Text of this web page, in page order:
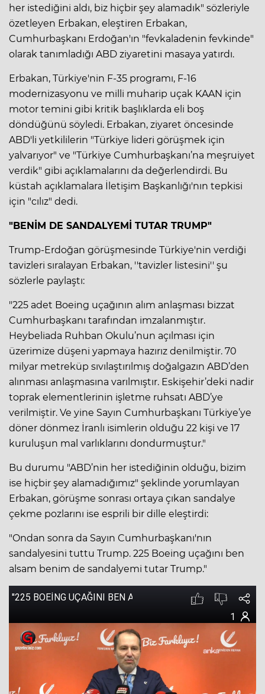
her istediğini aldı, biz hiçbir şey alamadık" sözleriyle
özetleyen Erbakan, eleştiren Erbakan,
Cumhurbaşkanı Erdoğan'ın "fevkaladenin fevkinde"
olarak tanımladığı ABD ziyaretini masaya yatırdı.
Erbakan, Türkiye'nin F-35 programı, F-16
modernizasyonu ve milli muharip uçak KAAN için
motor temini gibi kritik başlıklarda eli boş
döndüğünü söyledi. Erbakan, ziyaret öncesinde
ABD'li yetkililerin "Türkiye lideri görüşmek için
yalvarıyor" ve "Türkiye Cumhurbaşkanı’na meşruiyet
verdik" gibi açıklamalarını da değerlendirdi. Bu
küstah açıklamalara İletişim Başkanlığı'nın tepkisi
için "cılız" dedi.
"BENİM DE SANDALYEMİ TUTAR TRUMP"
Trump-Erdoğan görüşmesinde Türkiye'nin verdiği
tavizleri sıralayan Erbakan, ''tavizler listesini'' şu
sözlerle paylaştı:
"225 adet Boeing uçağının alım anlaşması bizzat
Cumhurbaşkanı tarafından imzalanmıştır.
Heybeliada Ruhban Okulu’nun açılması için
üzerimize düşeni yapmaya hazırız denilmiştir. 70
milyar metreküp sıvılaştırılmış doğalgazın ABD’den
alınması anlaşmasına varılmıştır. Eskişehir’deki nadir
toprak elementlerinin işletme ruhsatı ABD’ye
verilmiştir. Ve yine Sayın Cumhurbaşkanı Türkiye’ye
döner dönmez İranlı isimlerin olduğu 22 kişi ve 17
kuruluşun mal varlıklarını dondurmuştur."
Bu durumu "ABD’nin her istediğinin olduğu, bizim
ise hiçbir şey alamadığımız" şeklinde yorumlayan
Erbakan, görüşme sonrası ortaya çıkan sandalye
çekme pozlarını ise esprili bir dille eleştirdi:
"Ondan sonra da Sayın Cumhurbaşkanı'nın
sandalyesini tuttu Trump. 225 Boeing uçağını ben
alsam benim de sandalyemi tutar Trump."